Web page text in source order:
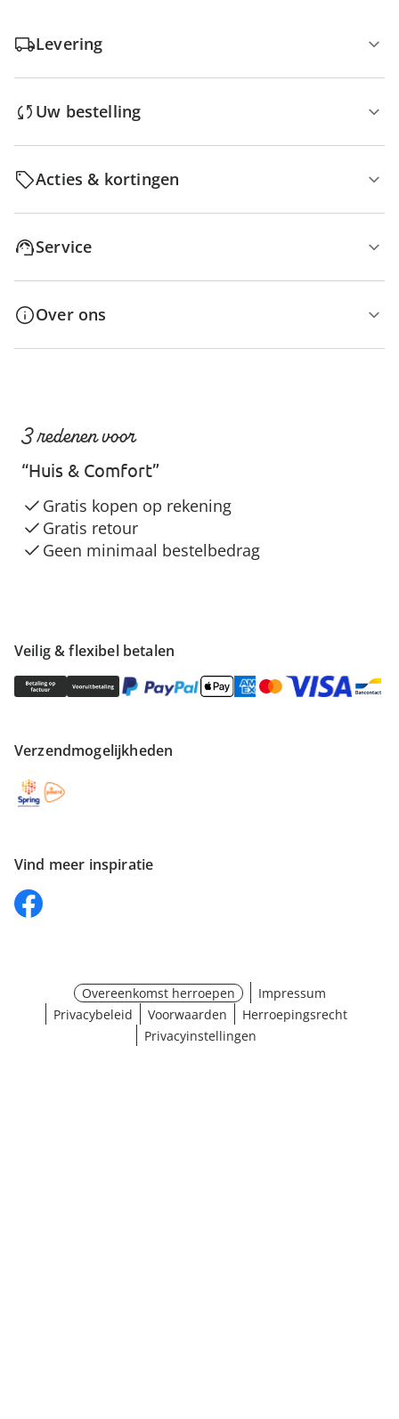
Levering
Uw bestelling
Acties & kortingen
Service
Over ons
Veilig & flexibel betalen
Verzendmogelijkheden
Vind meer inspiratie
3 redenen voor
“Huis & Comfort”
Gratis kopen op rekening
Gratis retour
Geen minimaal bestelbedrag
Overeenkomst herroepen
Impressum
Privacybeleid
Voorwaarden
Herroepingsrecht
Privacyinstellingen